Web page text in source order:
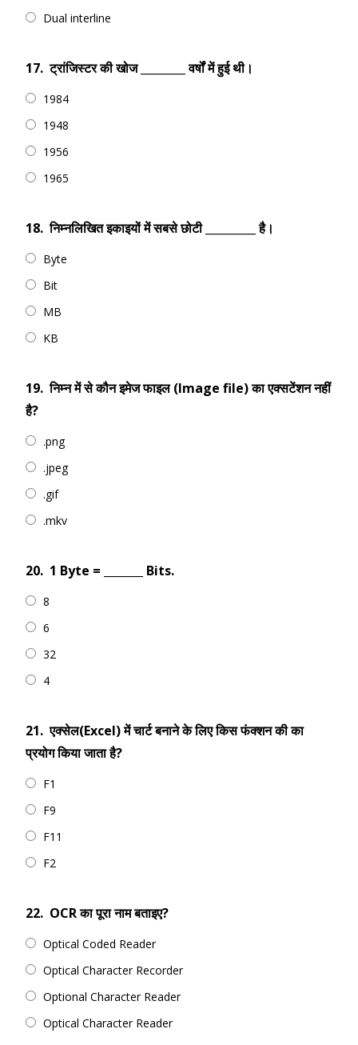
Dual interline
17. ट्रांजिस्टर की खोज ________ वर्षों में हुई थी।
1984
1948
1956
1965
18. निम्नलिखित इकाइयों में सबसे छोटी _________ है।
Byte
Bit
MB
KB
19. निम्न में से कौन इमेज फाइल (Image file) का एक्सटेंशन नहीं
है?
.png
.jpeg
.gif
.mkv
20. 1 Byte = _______ Bits.
8
6
32
4
21. एक्सेल(Excel) में चार्ट बनाने के लिए किस फंक्शन की का
प्रयोग किया जाता है?
F1
F9
F11
F2
22. OCR का पूरा नाम बताइए?
Optical Coded Reader
Optical Character Recorder
Optional Character Reader
Optical Character Reader